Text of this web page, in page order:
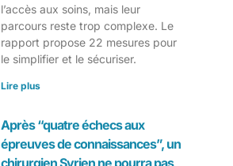
l’accès aux soins, mais leur
parcours reste trop complexe. Le
rapport propose 22 mesures pour
le simplifier et le sécuriser.
Lire plus
Après “quatre échecs aux
épreuves de connaissances”, un
chirurgien Syrien ne pourra pas